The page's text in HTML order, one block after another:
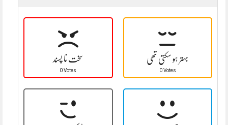
سخت نا پسند
0 Votes
بہتر ہو سکتی تھی
0 Votes